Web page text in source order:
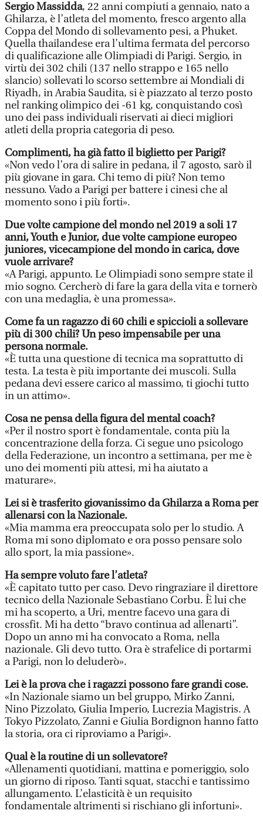
Sergio Massidda, 22 anni compiuti a gennaio, nato a
Ghilarza, è l’atleta del momento, fresco argento alla
Coppa del Mondo di sollevamento pesi, a Phuket.
Quella thailandese era l’ultima fermata del percorso
di qualificazione alle Olimpiadi di Parigi. Sergio, in
virtù dei 302 chili (137 nello strappo e 165 nello
slancio) sollevati lo scorso settembre ai Mondiali di
Riyadh, in Arabia Saudita, si è piazzato al terzo posto
nel ranking olimpico dei -61 kg, conquistando così
uno dei pass individuali riservati ai dieci migliori
atleti della propria categoria di peso.
Complimenti, ha già fatto il biglietto per Parigi?
«Non vedo l’ora di salire in pedana, il 7 agosto, sarò il
più giovane in gara. Chi temo di più? Non temo
nessuno. Vado a Parigi per battere i cinesi che al
momento sono i più forti».
Due volte campione del mondo nel 2019 a soli 17
anni, Youth e Junior, due volte campione europeo
juniores, vicecampione del mondo in carica, dove
vuole arrivare?
«A Parigi, appunto. Le Olimpiadi sono sempre state il
mio sogno. Cercherò di fare la gara della vita e tornerò
con una medaglia, è una promessa».
Come fa un ragazzo di 60 chili e spiccioli a sollevare
più di 300 chili? Un peso impensabile per una
persona normale.
«È tutta una questione di tecnica ma soprattutto di
testa. La testa è più importante dei muscoli. Sulla
pedana devi essere carico al massimo, ti giochi tutto
in un attimo».
Cosa ne pensa della figura del mental coach?
«Per il nostro sport è fondamentale, conta più la
concentrazione della forza. Ci segue uno psicologo
della Federazione, un incontro a settimana, per me è
uno dei momenti più attesi, mi ha aiutato a
maturare».
Lei si è trasferito giovanissimo da Ghilarza a Roma per
allenarsi con la Nazionale.
«Mia mamma era preoccupata solo per lo studio. A
Roma mi sono diplomato e ora posso pensare solo
allo sport, la mia passione».
Ha sempre voluto fare l’atleta?
«È capitato tutto per caso. Devo ringraziare il direttore
tecnico della Nazionale Sebastiano Corbu. È lui che
mi ha scoperto, a Uri, mentre facevo una gara di
crossfit. Mi ha detto “bravo continua ad allenarti”.
Dopo un anno mi ha convocato a Roma, nella
nazionale. Gli devo tutto. Ora è strafelice di portarmi
a Parigi, non lo deluderò».
Lei è la prova che i ragazzi possono fare grandi cose.
«In Nazionale siamo un bel gruppo, Mirko Zanni,
Nino Pizzolato, Giulia Imperio, Lucrezia Magistris. A
Tokyo Pizzolato, Zanni e Giulia Bordignon hanno fatto
la storia, ora ci riproviamo a Parigi».
Qual è la routine di un sollevatore?
«Allenamenti quotidiani, mattina e pomeriggio, solo
un giorno di riposo. Tanti squat, stacchi e tantissimo
allungamento. L’elasticità è un requisito
fondamentale altrimenti si rischiano gli infortuni».